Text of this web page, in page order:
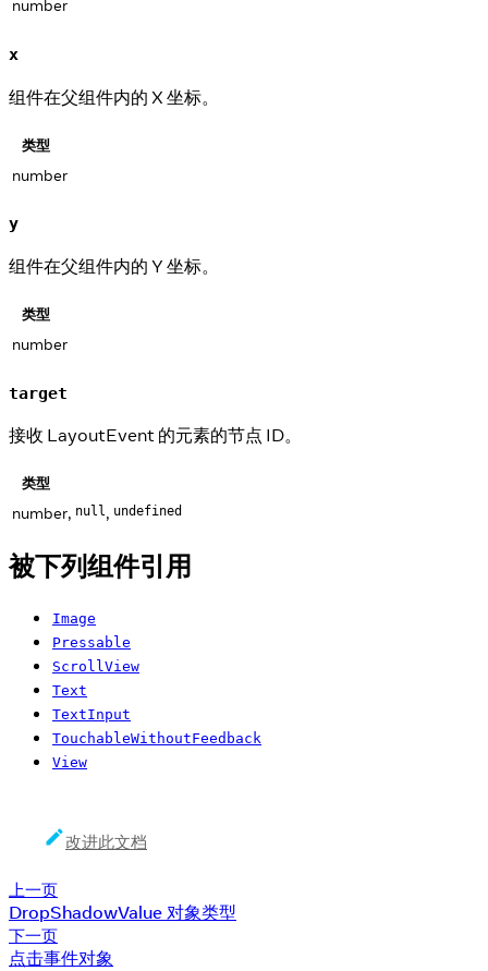
number
x
组件在父组件内的 X 坐标。
类型
number
y
组件在父组件内的 Y 坐标。
类型
number
target
接收 LayoutEvent 的元素的节点 ID。
类型
number, null, undefined
被下列组件引用
Image
Pressable
ScrollView
Text
TextInput
TouchableWithoutFeedback
View
改进此文档
上一页
DropShadowValue 对象类型
下一页
点击事件对象